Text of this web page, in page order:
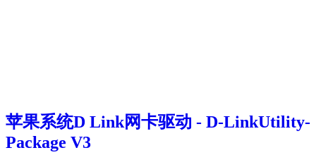
苹果系统D Link网卡驱动 - D-LinkUtility-
Package V3